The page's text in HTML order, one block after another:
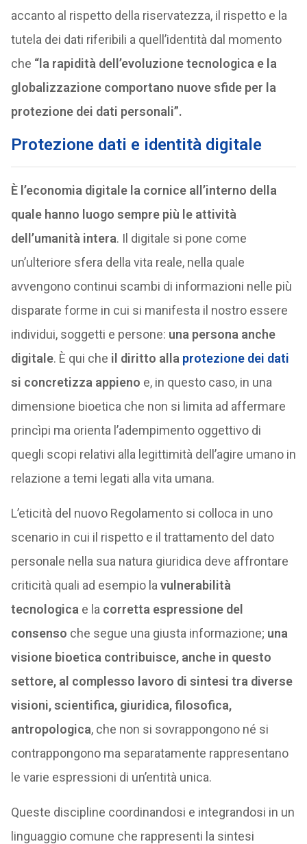
accanto al rispetto della riservatezza, il rispetto e la
tutela dei dati riferibili a quell’identità dal momento
che “la rapidità dell’evoluzione tecnologica e la
globalizzazione comportano nuove sfide per la
protezione dei dati personali”.
Protezione dati e identità digitale
È l’economia digitale la cornice all’interno della
quale hanno luogo sempre più le attività
dell’umanità intera. Il digitale si pone come
un’ulteriore sfera della vita reale, nella quale
avvengono continui scambi di informazioni nelle più
disparate forme in cui si manifesta il nostro essere
individui, soggetti e persone: una persona anche
digitale. È qui che il diritto alla protezione dei dati
si concretizza appieno e, in questo caso, in una
dimensione bioetica che non si limita ad affermare
princìpi ma orienta l’adempimento oggettivo di
quegli scopi relativi alla legittimità dell’agire umano in
relazione a temi legati alla vita umana.
L’eticità del nuovo Regolamento si colloca in uno
scenario in cui il rispetto e il trattamento del dato
personale nella sua natura giuridica deve affrontare
criticità quali ad esempio la vulnerabilità
tecnologica e la corretta espressione del
consenso che segue una giusta informazione; una
visione bioetica contribuisce, anche in questo
settore, al complesso lavoro di sintesi tra diverse
visioni, scientifica, giuridica, filosofica,
antropologica, che non si sovrappongono né si
contrappongono ma separatamente rappresentano
le varie espressioni di un’entità unica.
Queste discipline coordinandosi e integrandosi in un
linguaggio comune che rappresenti la sintesi